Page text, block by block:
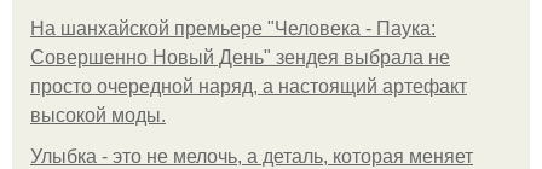
На шанхайской премьере "Человека - Паука:
Совершенно Новый День" зендея выбрала не
просто очередной наряд, а настоящий артефакт
высокой моды.
Улыбка - это не мелочь, а деталь, которая меняет